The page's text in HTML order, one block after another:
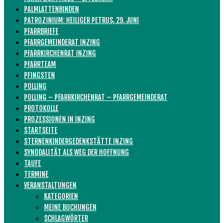
PALMLATTENBINDEN
PATROZINIUM: HEILIGER PETRUS, 29. JUNI
PFARRBRIEFE
PFARRGEMEINDERAT INZING
PFARRKIRCHENRAT INZING
PFARRTEAM
PFINGSTEN
POLLING
POLLING – PFARRKIRCHENRAT – PFARRGEMEINDERAT
PROTOKOLLE
PROZESSIONEN IN INZING
STARTSEITE
STERNENKINDERGEDENKSTÄTTE INZING
SYNODALITÄT ALS WEG DER HOFFNUNG
TAUFE
TERMINE
VERANSTALTUNGEN
KATEGORIEN
MEINE BUCHUNGEN
SCHLAGWÖRTER